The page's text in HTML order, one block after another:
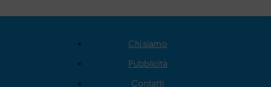
Chi siamo
Pubblicità
Contatti